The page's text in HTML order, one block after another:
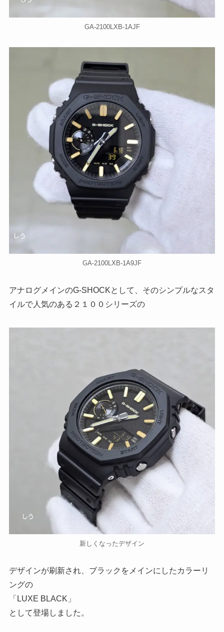
GA-2100LXB-1AJF
GA-2100LXB-1A9JF
アナログメインのG-SHOCKとして、そのシンプルなスタ
イルで人気のある２１００シリーズの
新しくなったデザイン
デザインが刷新され、ブラックをメインにしたカラーリ
ングの
「LUXE BLACK」
として登場しました。